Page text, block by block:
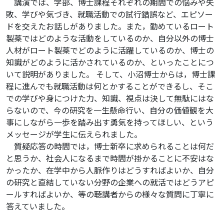
敗、学びや気づき、就職活動での試行錯誤など、エピソー
ドを交えたお話しがありました。また，勤めているロート
製薬ではどのような活動をしているのか、自分以外の博士
人材がロート製薬でどのように活躍しているのか、博士の
知識がどのように活かされているのか、といったことにつ
いて説明がありました。 そして、小沼博士からは，博士課
程に進んでも就職活動は何とかすることができるし、そこ
での学びや身につけた力、知識、視点は決して無駄にはな
らないので、今の研究を一生懸命行い、自分の価値観を大
事にしながら一歩を踏み出す勇気を持ってほしい、という
メッセージが学生に伝えられました。
質疑応答の時間では，博士新卒に求められることは何だ
と思うか、社会人になるまで時間が掛かることに不安はな
かったか、在学中から人脈作りはどうすればよいか、自分
の研究と直結していない分野の企業への就活ではどうアピ
ールすればよいか、等の聴講者からの様々な質問に丁寧に
答えていました。